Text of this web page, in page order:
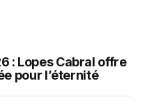
: Lopes Cabral offre
pour l’éternité